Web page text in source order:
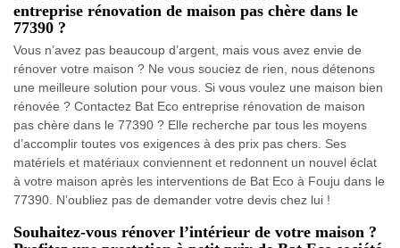
entreprise rénovation de maison pas chère dans le
77390 ?
Vous n’avez pas beaucoup d’argent, mais vous avez envie de
rénover votre maison ? Ne vous souciez de rien, nous détenons
une meilleure solution pour vous. Si vous voulez une maison bien
rénovée ? Contactez Bat Eco entreprise rénovation de maison
pas chère dans le 77390 ? Elle recherche par tous les moyens
d’accomplir toutes vos exigences à des prix pas chers. Ses
matériels et matériaux conviennent et redonnent un nouvel éclat
à votre maison après les interventions de Bat Eco à Fouju dans le
77390. N’oubliez pas de demander votre devis chez lui !
Souhaitez-vous rénover l’intérieur de votre maison ?